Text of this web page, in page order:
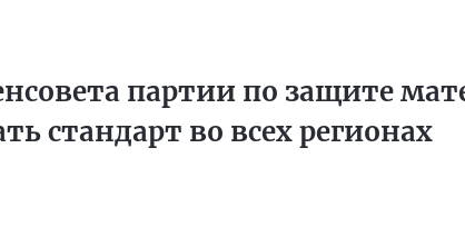
партии по защите
стандарт во всех регионах